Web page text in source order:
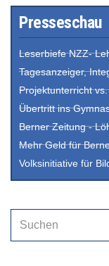
Presseschau
Leserbiefe NZZ-
Tagesanzeiger,
Projektunterricht
Übertritt ins
Berner Zeitung -
Mehr Geld für
Volksinitiative für